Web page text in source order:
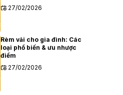
27/02/2026
Rèm vải cho gia đình: Các
loại phổ biến & ưu nhược
điểm
27/02/2026